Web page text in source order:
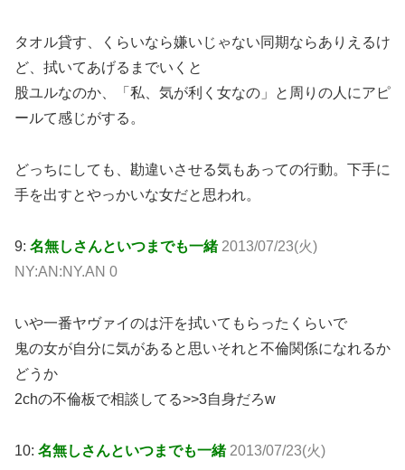
タオル貸す、くらいなら嫌いじゃない同期ならありえるけ
ど、拭いてあげるまでいくと
股ユルなのか、「私、気が利く女なの」と周りの人にアピ
ールて感じがする。
どっちにしても、勘違いさせる気もあっての行動。下手に
手を出すとやっかいな女だと思われ。
9: 名無しさんといつまでも一緒 2013/07/23(火)
NY:AN:NY.AN 0
いや一番ヤヴァイのは汗を拭いてもらったくらいで
鬼の女が自分に気があると思いそれと不倫関係になれるか
どうか
2chの不倫板で相談してる>>3自身だろw
10: 名無しさんといつまでも一緒 2013/07/23(火)